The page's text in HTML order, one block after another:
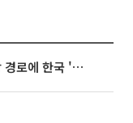
태풍 '돌핀' 이어 '찬홈' 등장…예상 경로에 한국 '한숨'